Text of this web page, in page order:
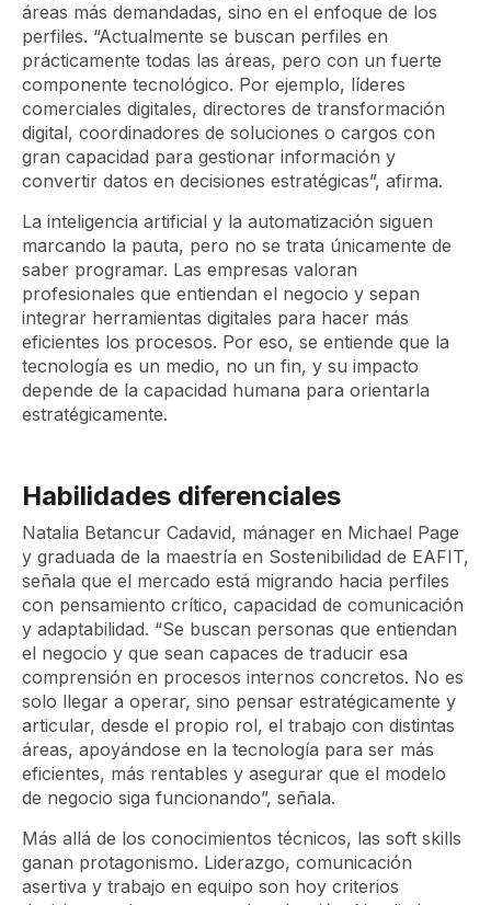
áreas más demandadas, sino en el enfoque de los
perfiles. “Actualmente se buscan perfiles en
prácticamente todas las áreas, pero con un fuerte
componente tecnológico. Por ejemplo, líderes
comerciales digitales, directores de transformación
digital, coordinadores de soluciones o cargos con
gran capacidad para gestionar información y
convertir datos en decisiones estratégicas”, afirma.
La inteligencia artificial y la automatización siguen
marcando la pauta, pero no se trata únicamente de
saber programar. Las empresas valoran
profesionales que entiendan el negocio y sepan
integrar herramientas digitales para hacer más
eficientes los procesos. Por eso, se entiende que la
tecnología es un medio, no un fin, y su impacto
depende de la capacidad humana para orientarla
estratégicamente.
Habilidades diferenciales
Natalia Betancur Cadavid, mánager en Michael Page
y graduada de la maestría en Sostenibilidad de EAFIT,
señala que el mercado está migrando hacia perfiles
con pensamiento crítico, capacidad de comunicación
y adaptabilidad. “Se buscan personas que entiendan
el negocio y que sean capaces de traducir esa
comprensión en procesos internos concretos. No es
solo llegar a operar, sino pensar estratégicamente y
articular, desde el propio rol, el trabajo con distintas
áreas, apoyándose en la tecnología para ser más
eficientes, más rentables y asegurar que el modelo
de negocio siga funcionando”, señala.
Más allá de los conocimientos técnicos, las soft skills
ganan protagonismo. Liderazgo, comunicación
asertiva y trabajo en equipo son hoy criterios